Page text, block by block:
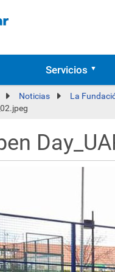
Servicios
Noticias
La